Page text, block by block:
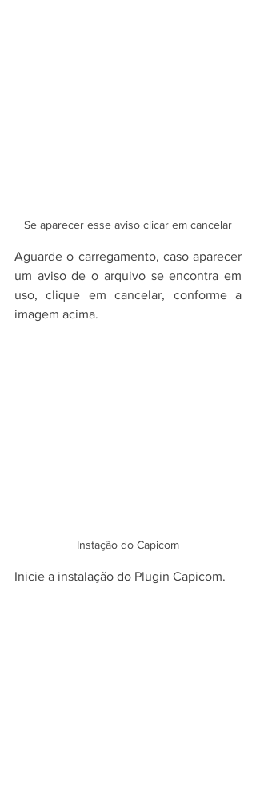
Se aparecer esse aviso clicar em cancelar
Aguarde o carregamento, caso aparecer
um aviso de o arquivo se encontra em
uso, clique em cancelar, conforme a
imagem acima.
Instação do Capicom
Inicie a instalação do Plugin Capicom.